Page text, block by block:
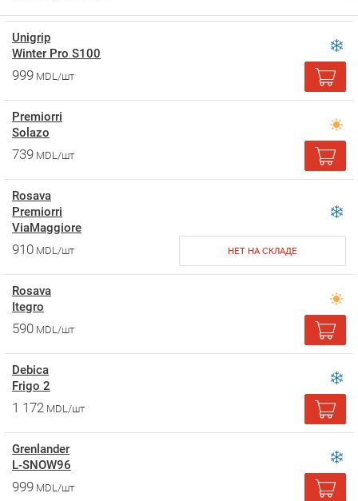
Unigrip
Winter Pro S100
999 MDL/шт
Premiorri
Solazo
739 MDL/шт
Rosava
Premiorri
ViaMaggiore
910 MDL/шт НЕТ НА СКЛАДЕ
Rosava
Itegro
590 MDL/шт
Debica
Frigo 2
1 172 MDL/шт
Grenlander
L-SNOW96
999 MDL/шт